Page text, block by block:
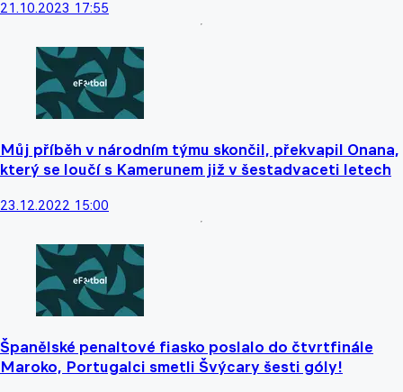
21.10.2023 17:55
Můj příběh v národním týmu skončil, překvapil Onana,
který se loučí s Kamerunem již v šestadvaceti letech
23.12.2022 15:00
Španělské penaltové fiasko poslalo do čtvrtfinále
Maroko, Portugalci smetli Švýcary šesti góly!